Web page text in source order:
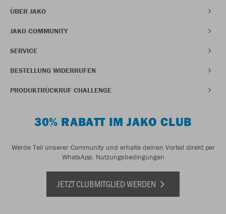
ÜBER JAKO
JAKO COMMUNITY
SERVICE
BESTELLUNG WIDERRUFEN
PRODUKTRÜCKRUF CHALLENGE
30% RABATT IM JAKO CLUB
Werde Teil unserer Community und erhalte deinen Vorteil direkt per
WhatsApp. Nutzungsbedingungen
JETZT CLUBMITGLIED WERDEN